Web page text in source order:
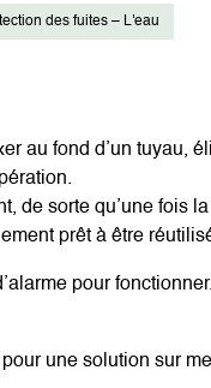
des fuites – L'eau
au fond d’un tuyau,
de sorte qu’une fois
prêt à être
pour
une solution sur